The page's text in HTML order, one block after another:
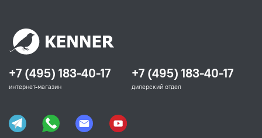
+7 (495) 183-40-17
интернет-магазин
+7 (495) 183-40-17
дилерский отдел